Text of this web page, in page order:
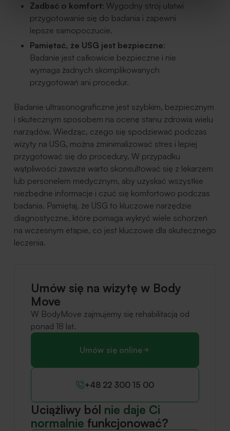
Zadbać o komfort: Wygodny strój ułatwi
przygotowanie się do badania i zapewni
lepsze samopoczucie.
Pamiętać, że USG jest bezpieczne:
Badanie jest całkowicie bezpieczne i nie
wymaga żadnych skomplikowanych
przygotowań ani procedur.
Badanie ultrasonograficzne jest szybkim, bezpiecznym
i skutecznym sposobem na ocenę stanu zdrowia wielu
narządów. Wiedząc, czego się spodziewać podczas
wizyty na USG, można zminimalizować stres i lepiej
przygotować się do procedury. W przypadku
wątpliwości zawsze warto skonsultować się z lekarzem
lub personelem medycznym, aby uzyskać wszystkie
niezbędne informacje i czuć się komfortowo podczas
badania. Pamiętaj, że USG to kluczowe narzędzie
diagnostyczne, które pomaga wykryć wiele schorzeń
na wczesnym etapie, co jest kluczowe dla skutecznego
leczenia.
Umów się na wizytę w Body
Move
W BodyMove zajmujemy się rehabilitacją od
ponad 18 lat.
Umów się online
+48 22 300 15 00
Uciążliwy ból nie daje Ci
normalnie funkcjonować?